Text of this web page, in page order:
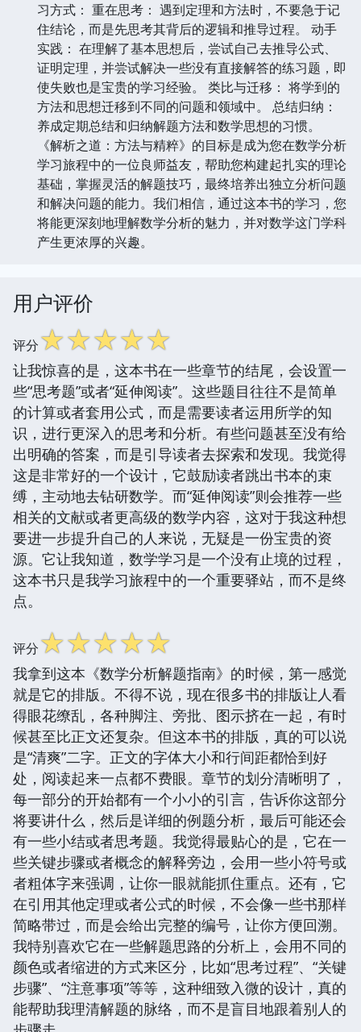
习方式： 重在思考： 遇到定理和方法时，不要急于记
住结论，而是先思考其背后的逻辑和推导过程。 动手
实践： 在理解了基本思想后，尝试自己去推导公式、
证明定理，并尝试解决一些没有直接解答的练习题，即
使失败也是宝贵的学习经验。 类比与迁移： 将学到的
方法和思想迁移到不同的问题和领域中。 总结归纳：
养成定期总结和归纳解题方法和数学思想的习惯。
《解析之道：方法与精粹》的目标是成为您在数学分析
学习旅程中的一位良师益友，帮助您构建起扎实的理论
基础，掌握灵活的解题技巧，最终培养出独立分析问题
和解决问题的能力。我们相信，通过这本书的学习，您
将能更深刻地理解数学分析的魅力，并对数学这门学科
产生更浓厚的兴趣。
用户评价
评分☆☆☆☆☆
让我惊喜的是，这本书在一些章节的结尾，会设置一
些“思考题”或者“延伸阅读”。这些题目往往不是简单
的计算或者套用公式，而是需要读者运用所学的知
识，进行更深入的思考和分析。有些问题甚至没有给
出明确的答案，而是引导读者去探索和发现。我觉得
这是非常好的一个设计，它鼓励读者跳出书本的束
缚，主动地去钻研数学。而“延伸阅读”则会推荐一些
相关的文献或者更高级的数学内容，这对于我这种想
要进一步提升自己的人来说，无疑是一份宝贵的资
源。它让我知道，数学学习是一个没有止境的过程，
这本书只是我学习旅程中的一个重要驿站，而不是终
点。
评分☆☆☆☆☆
我拿到这本《数学分析解题指南》的时候，第一感觉
就是它的排版。不得不说，现在很多书的排版让人看
得眼花缭乱，各种脚注、旁批、图示挤在一起，有时
候甚至比正文还复杂。但这本书的排版，真的可以说
是“清爽”二字。正文的字体大小和行间距都恰到好
处，阅读起来一点都不费眼。章节的划分清晰明了，
每一部分的开始都有一个小小的引言，告诉你这部分
将要讲什么，然后是详细的例题分析，最后可能还会
有一些小结或者思考题。我觉得最贴心的是，它在一
些关键步骤或者概念的解释旁边，会用一些小符号或
者粗体字来强调，让你一眼就能抓住重点。还有，它
在引用其他定理或者公式的时候，不会像一些书那样
简略带过，而是会给出完整的编号，让你方便回溯。
我特别喜欢它在一些解题思路的分析上，会用不同的
颜色或者缩进的方式来区分，比如“思考过程”、“关键
步骤”、“注意事项”等等，这种细致入微的设计，真的
能帮助我理清解题的脉络，而不是盲目地跟着别人的